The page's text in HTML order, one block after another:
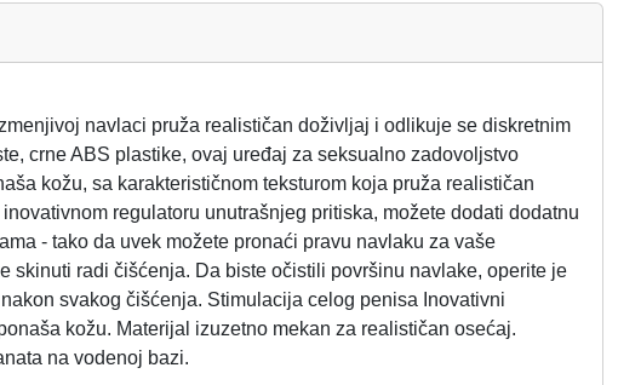
navlaci pruža realističan doživljaj i odlikuje se diskretnim
crne ABS plastike, ovaj uređaj za seksualno zadovoljstvo
kožu, sa karakterističnom teksturom koja pruža realističan
regulatoru unutrašnjeg pritiska, možete dodati dodatnu
- tako da uvek možete pronaći pravu navlaku za vaše
skinuti radi čišćenja. Da biste očistili površinu navlake, operite je
svakog čišćenja. Stimulacija celog penisa Inovativni
kožu. Materijal izuzetno mekan za realističan osećaj.
na vodenoj bazi.